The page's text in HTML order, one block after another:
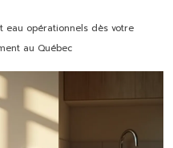
eau opérationnels dès votre
au Québec